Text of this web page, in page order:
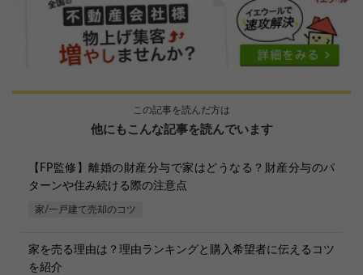
この記事を読んだ方は
他にもこんな記事を読んでいます
【FP監修】離婚の財産分与で家はどうなる？財産分与のパ
ターンや住み続ける際の注意点
家/一戸建て売却のコツ
家を売る理由は？理由ランキングと購入希望者に伝えるコツ
を紹介